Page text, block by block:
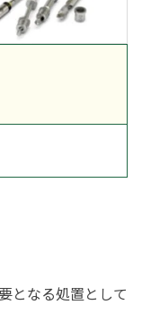
となる処置として